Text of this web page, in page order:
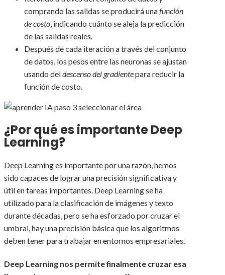
comprando las salidas se producirá unafunción
de costo, indicando cuánto se aleja la predicción
de las salidas reales.
Después de cada iteración a través del conjunto
de datos, los pesos entre las neuronas se ajustan
usando deldescenso del gradientepara reducir la
función de costo.
¿Por qué es importante Deep
Learning?
Deep Learning es importante por una razón, hemos
sido capaces de lograr una precisión significativa y
útil en tareas importantes. Deep Learning se ha
utilizado para la clasificación de imágenes y texto
durante décadas, pero se ha esforzado por cruzar el
umbral, hay una precisión básica que los algoritmos
deben tener para trabajar en entornos empresariales.
Deep Learning nos permite finalmente cruzar esa